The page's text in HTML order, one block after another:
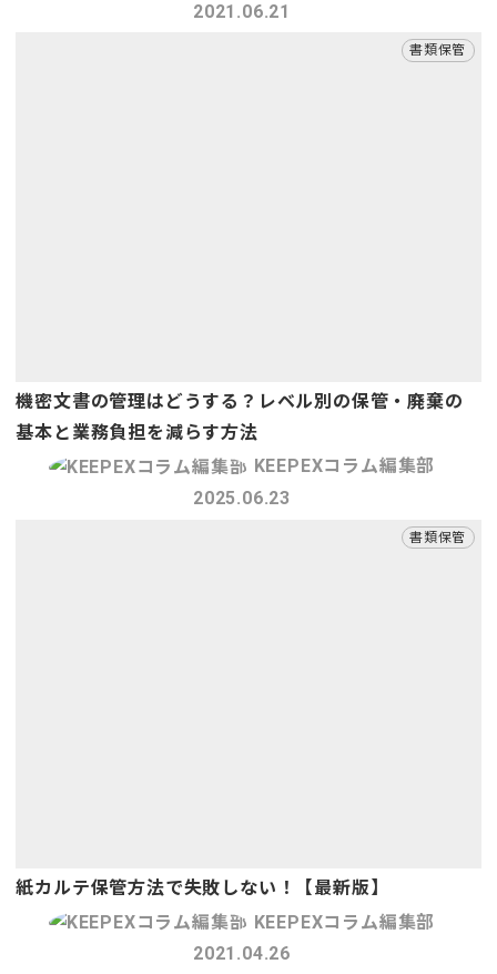
2021.06.21
書類保管
機密文書の管理はどうする？レベル別の保管・廃棄の
基本と業務負担を減らす方法
KEEPEXコラム編集部
2025.06.23
書類保管
紙カルテ保管方法で失敗しない！【最新版】
KEEPEXコラム編集部
2021.04.26